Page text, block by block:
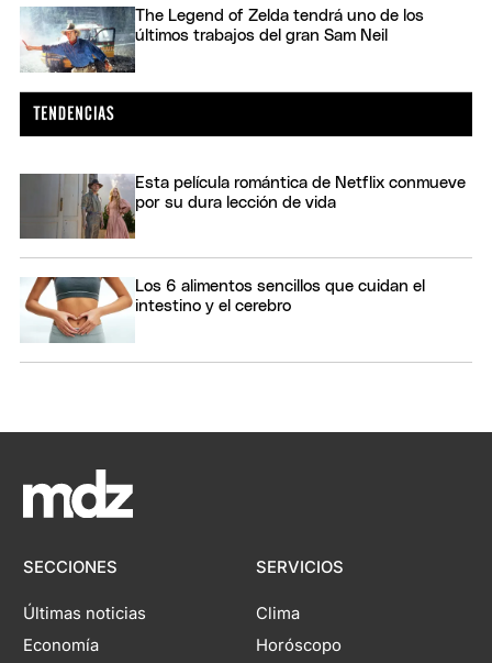
The Legend of Zelda tendrá uno de los
últimos trabajos del gran Sam Neil
Esta película romántica de Netflix conmueve
por su dura lección de vida
Los 6 alimentos sencillos que cuidan el
intestino y el cerebro
SECCIONES
Últimas noticias
Economía
SERVICIOS
Clima
Horóscopo